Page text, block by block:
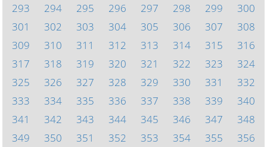
293
294 295 296 297 298 299
300
301
302 303 304 305 306 307
308
309
310 311 312 313 314 315
316
317
318 319 320 321 322 323
324
325
326 327 328 329 330 331
332
333
334 335 336 337 338 339
340
341
342 343 344 345 346 347
348
349
350 351 352 353 354 355 356